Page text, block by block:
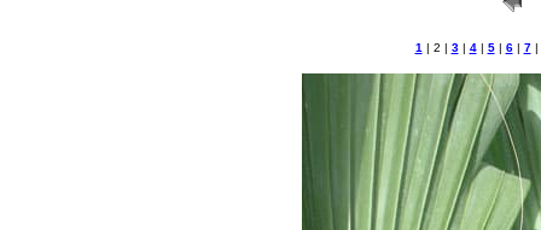
1 | 2 | 3| 4| 5| 6| 7|